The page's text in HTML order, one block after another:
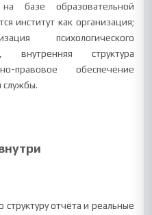
базе образовательной
институт как организация;
психологического
внутренняя структура
правовое обеспечение
службы.
отчёта и реальные